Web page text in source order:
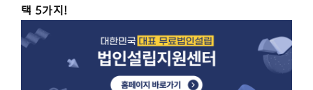
택 5가지!